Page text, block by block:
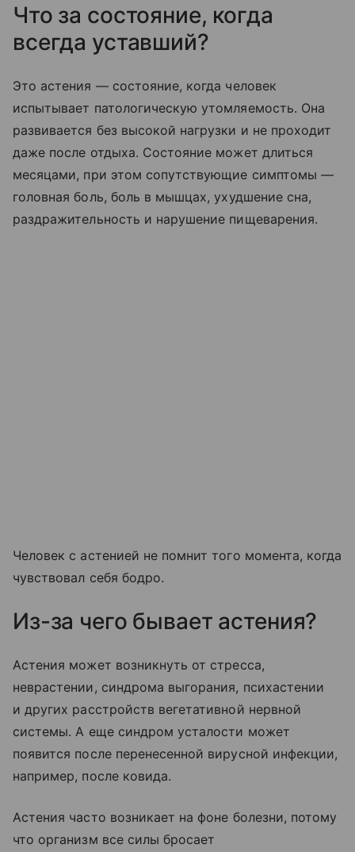
Что за состояние, когда
всегда уставший?
Это астения — состояние, когда человек
испытывает патологическую утомляемость. Она
развивается без высокой нагрузки и не проходит
даже после отдыха. Состояние может длиться
месяцами, при этом сопутствующие симптомы —
головная боль, боль в мышцах, ухудшение сна,
раздражительность и нарушение пищеварения.
Человек с астенией не помнит того момента, когда
чувствовал себя бодро.
Из-за чего бывает астения?
Астения может возникнуть от стресса,
неврастении, синдрома выгорания, психастении
и других расстройств вегетативной нервной
системы. А еще синдром усталости может
появится после перенесенной вирусной инфекции,
например, после ковида.
Астения часто возникает на фоне болезни, потому
что организм все силы бросает